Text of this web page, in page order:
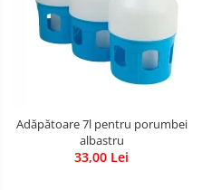
Adăpătoare 7l pentru porumbei
albastru
33,00 Lei